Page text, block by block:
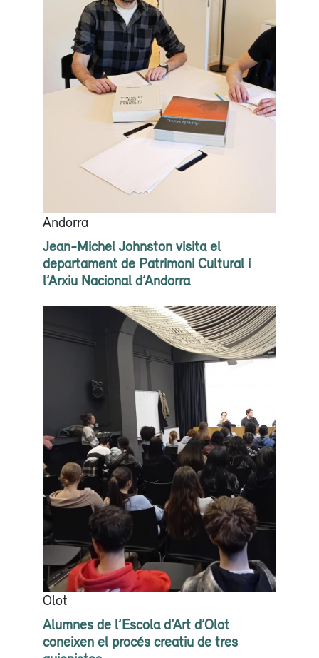
Andorra
Jean-Michel Johnston visita el
departament de Patrimoni Cultural i
l’Arxiu Nacional d’Andorra
Olot
Alumnes de l’Escola d’Art d’Olot
coneixen el procés creatiu de tres